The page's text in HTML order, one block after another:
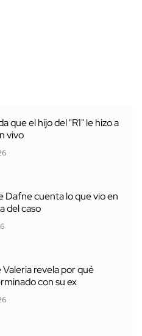
que el hijo del "R1" le hizo a
vivo
Dafne cuenta lo que vio en
del caso
revela por qué
con su ex